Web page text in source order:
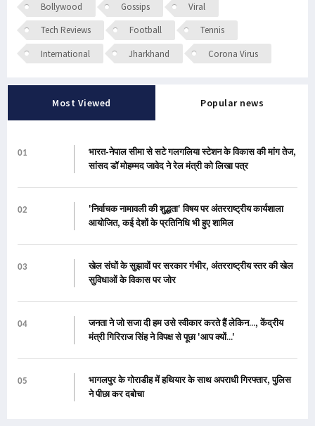
Bollywood
Gossips
Viral
Tech Reviews
Football
Tennis
International
Jharkhand Corona Virus
Most Viewed Popular news
01
भारत-नेपाल सीमा से सटे गलगलिया स्टेशन के विकास की मांग तेज,
सांसद डॉ मोहम्मद जावेद ने रेल मंत्री को लिखा पत्र
02
'निर्वाचक नामावली की शुद्धता' विषय पर अंतरराष्ट्रीय कार्यशाला
आयोजित, कई देशों के प्रतिनिधि भी हुए शामिल
03
खेल संघों के सुझावों पर सरकार गंभीर, अंतरराष्ट्रीय स्तर की खेल
सुविधाओं के विकास पर जोर
04
जनता ने जो सजा दी हम उसे स्वीकार करते हैं लेकिन..., केंद्रीय
मंत्री गिरिराज सिंह ने विपक्ष से पूछा 'आप क्यों...'
05
भागलपुर के गोराडीह में हथियार के साथ अपराधी गिरफ्तार, पुलिस
ने पीछा कर दबोचा